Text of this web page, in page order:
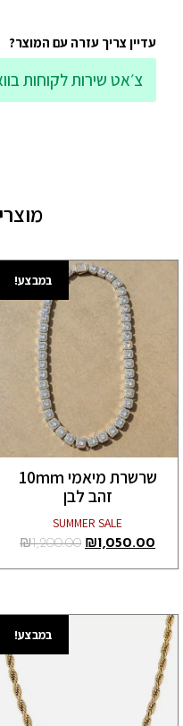
עדיין צריך עזרה עם המוצר?
צ׳אט שירות לקוחות
במבצע!
שרשרת מיאמי 10mm
זהב לבן
SUMMER SALE
₪1,050.00
₪1,200.00
במבצע!